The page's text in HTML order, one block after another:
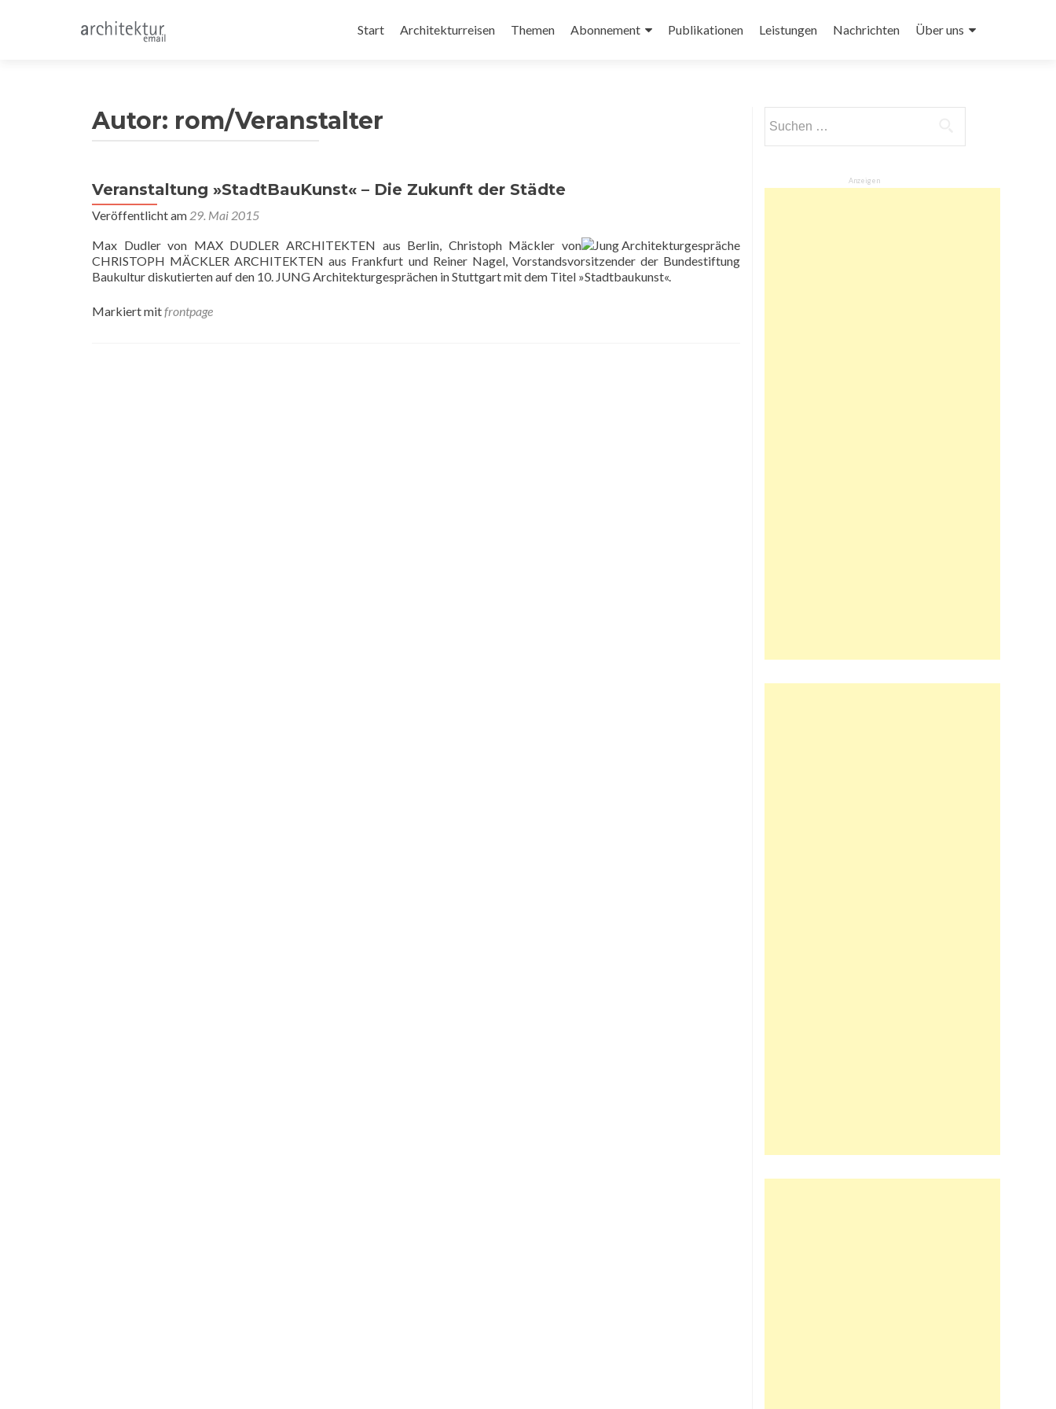
Inhalt
Start Architekturreisen Themen Abonnement Publikationen Leistungen Nachrichten Über uns
Autor: rom/Veranstalter
Veranstaltung »StadtBauKunst« – Die Zukunft der Städte
Veröffentlicht am 29. Mai 2015
Max Dudler von MAX DUDLER ARCHITEKTEN aus Berlin, Christoph Mäckler von
CHRISTOPH MÄCKLER ARCHITEKTEN aus Frankfurt und Reiner Nagel, Vorstandsvorsitzender der Bundestiftung
Baukultur diskutierten auf den 10. JUNG Architekturgesprächen in Stuttgart mit dem Titel »Stadtbaukunst«.
Markiert mitfrontpage
nach:
Anzeigen